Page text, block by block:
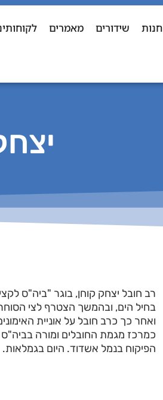
חנות שידורים מאמרים
רב חובל יצחק קוחן, בוגר "ביה"ס
בחיל הים, ובהמשך הצטרף לצי הסוחר
ואחר כך כרב חובל על אוניית
כמרכז מגמת החובלים ומורה
הפיקוח בנמל אשדוד. היום בגמלאות.